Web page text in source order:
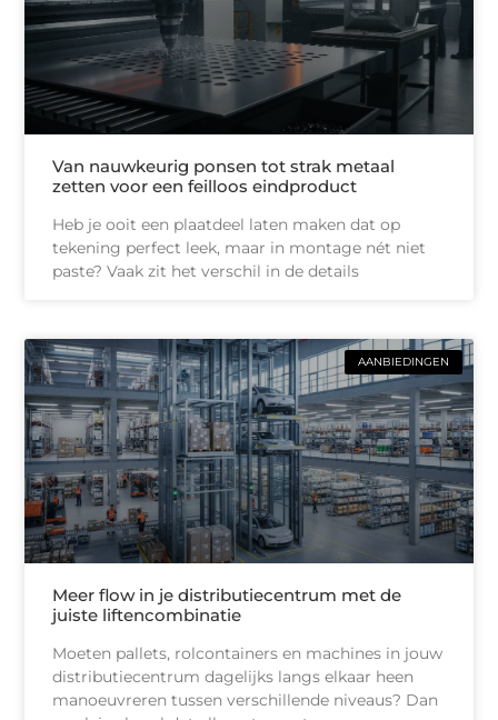
Van nauwkeurig ponsen tot strak metaal
zetten voor een feilloos eindproduct
Heb je ooit een plaatdeel laten maken dat op
tekening perfect leek, maar in montage nét niet
paste? Vaak zit het verschil in de details
AANBIEDINGEN
Meer flow in je distributiecentrum met de
juiste liftencombinatie
Moeten pallets, rolcontainers en machines in jouw
distributiecentrum dagelijks langs elkaar heen
manoeuvreren tussen verschillende niveaus? Dan